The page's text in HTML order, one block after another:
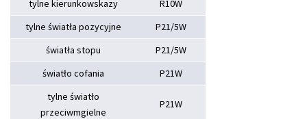
tylne kierunkowskazy
R10W
tylne światła pozycyjne
P21/5W
światła stopu
P21/5W
światło cofania
P21W
tylne światło
przeciwmgielne
P21W